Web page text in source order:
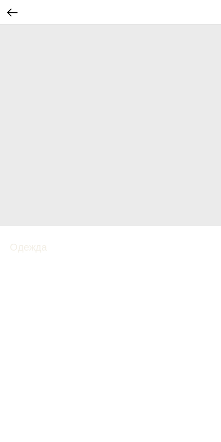
Одежда